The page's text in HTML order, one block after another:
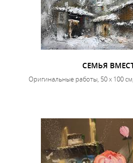
СЕМЬЯ
Оригинальные работы, 50 x 100